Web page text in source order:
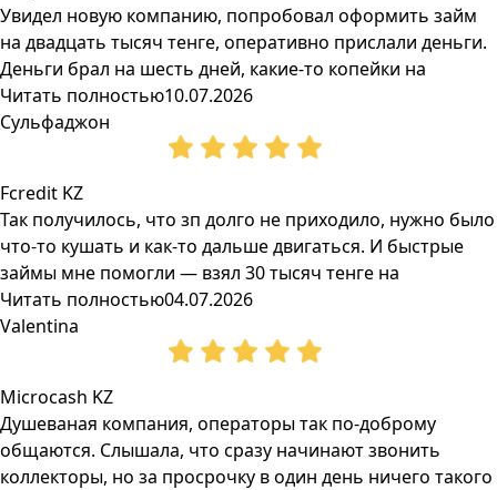
Увидел новую компанию, попробовал оформить займ
на двадцать тысяч тенге, оперативно прислали деньги.
Деньги брал на шесть дней, какие-то копейки на
Читать полностью10.07.2026
Сульфаджон
Fcredit KZ
Так получилось, что зп долго не приходило, нужно было
что-то кушать и как-то дальше двигаться. И быстрые
займы мне помогли — взял 30 тысяч тенге на
Читать полностью04.07.2026
Valentina
Microcash KZ
Душеваная компания, операторы так по-доброму
общаются. Слышала, что сразу начинают звонить
коллекторы, но за просрочку в один день ничего такого